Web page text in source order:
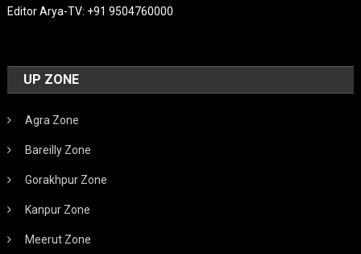
Editor Arya-TV: +91 9504760000
UP ZONE
Agra Zone
Bareilly Zone
Gorakhpur Zone
Kanpur Zone
Meerut Zone